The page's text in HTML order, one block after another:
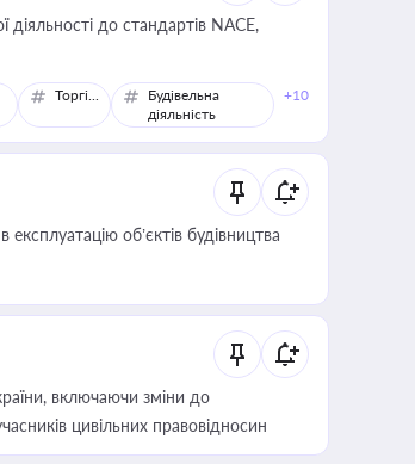
діяльності до стандартів NACE,
Торгівля
Будівельна
діяльність
+10
об’єктів будівництва
включаючи зміни до
цивільних правовідносин